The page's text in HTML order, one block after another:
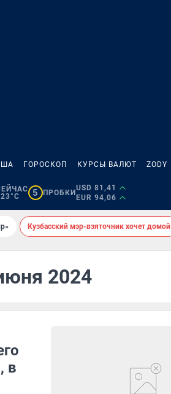
ГОРОСКОП КУРСЫ ВАЛЮТ ZODY
5 ПРОБКИ
USD 81,41
EUR 94,06
Кузбасский мэр-взяточник хочет домой
2024
в